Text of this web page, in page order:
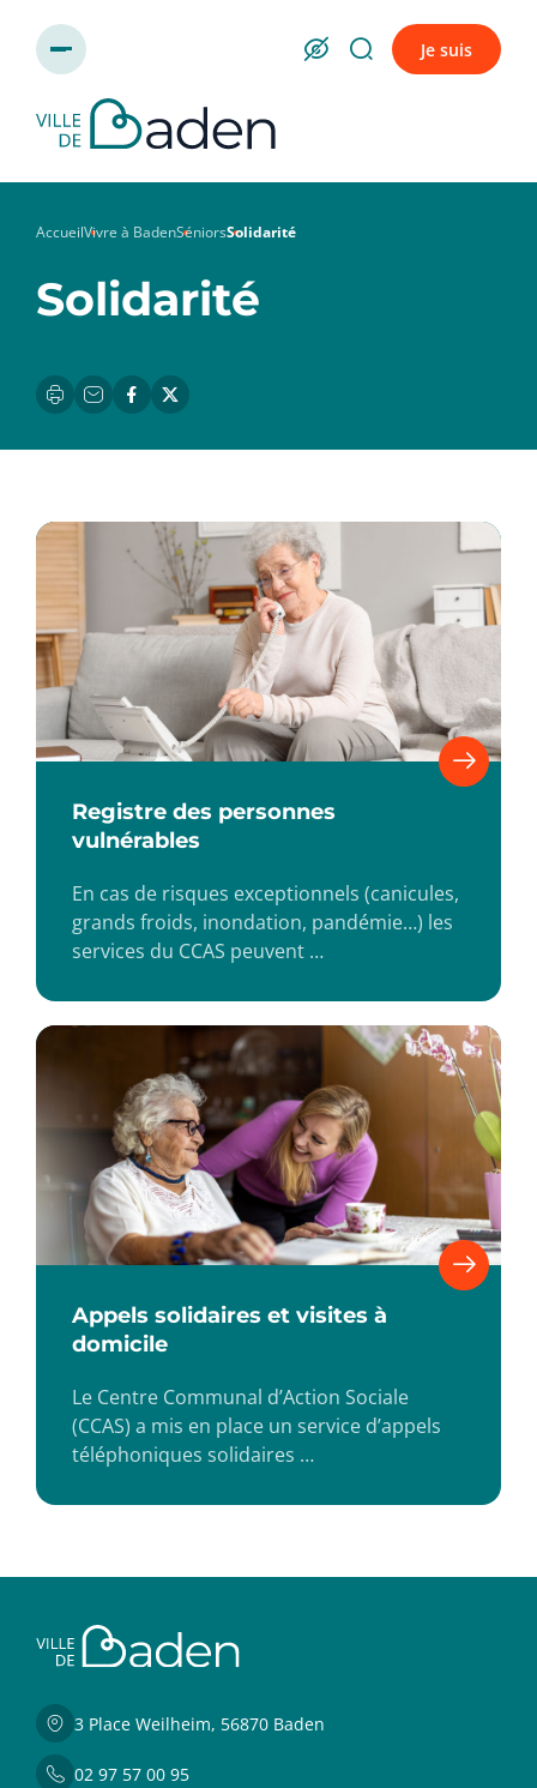
Je suis
AccueilVivre à BadenSéniorsSolidarité
Solidarité
Registre des personnes
vulnérables
En cas de risques exceptionnels (canicules,
grands froids, inondation, pandémie…) les
services du CCAS peuvent …
Appels solidaires et visites à
domicile
Le Centre Communal d’Action Sociale
(CCAS) a mis en place un service d’appels
téléphoniques solidaires …
3 Place Weilheim, 56870 Baden
02 97 57 00 95